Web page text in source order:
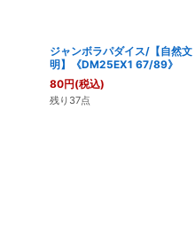
ジャンボラパダイス/【自然文
明】《DM25EX1 67/89》
80円(税込)
残り37点